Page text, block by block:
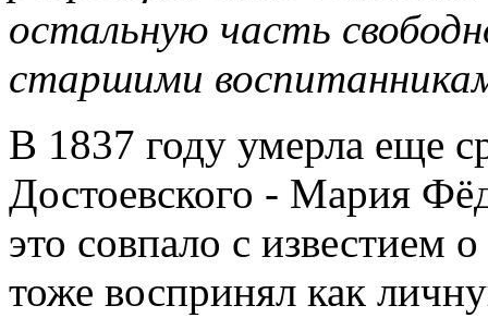
остальную часть
старшими
В 1837 году умерла еще
Достоевского - Мария
это совпало с
тоже воспринял как